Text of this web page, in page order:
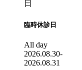
日
臨時休診日
All day
2026.08.30-
2026.08.31